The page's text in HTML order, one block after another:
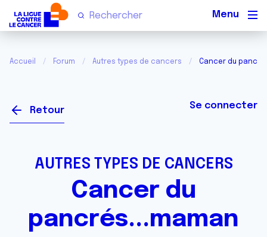
Accueil Forum Autres types de cancers Cancer du
Retour Se connecter
AUTRES TYPES DE CANCERS
Cancer du
pancrés...maman